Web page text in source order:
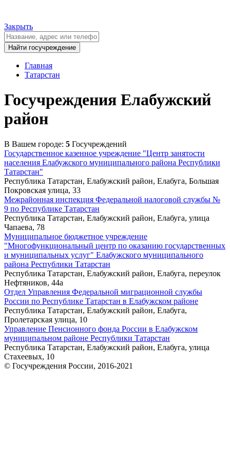
Закрыть
Главная
Татарстан
Госучреждения Елабужский
район
В Вашем городе: 5 Госучреждений
Государственное казенное учреждение "Центр занятости
населения Елабужского муниципального района Республики
Татарстан"
Республика Татарстан, Елабужский район, Елабуга, Большая
Покровская улица, 33
Межрайонная инспекция Федеральной налоговой службы №
9 по Республике Татарстан
Республика Татарстан, Елабужский район, Елабуга, улица
Чапаева, 78
Муниципальное бюджетное учреждение
"Многофункциональный центр по оказанию государственных
и муниципальных услуг" Елабужского муниципального
района Республики Татарстан
Республика Татарстан, Елабужский район, Елабуга, переулок
Нефтяников, 44а
Отдел Управления Федеральной миграционной службы
России по Республике Татарстан в Елабужском районе
Республика Татарстан, Елабужский район, Елабуга,
Пролетарская улица, 10
Управление Пенсионного фонда России в Елабужском
муниципальном районе Республики Татарстан
Республика Татарстан, Елабужский район, Елабуга, улица
Стахеевых, 10
© Госучреждения России, 2016-2021